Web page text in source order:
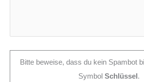
Bitte beweise, dass du kein Spambot
Symbol Schlüssel.